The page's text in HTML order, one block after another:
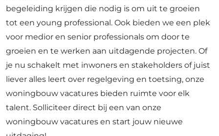
begeleiding krijgen die nodig is om uit te groeien
tot een young professional. Ook bieden we een plek
voor medior en senior professionals om door te
groeien en te werken aan uitdagende projecten. Of
je nu schakelt met inwoners en stakeholders of juist
liever alles leert over regelgeving en toetsing, onze
woningbouw vacatures bieden ruimte voor elk
talent. Solliciteer direct bij een van onze
woningbouw vacatures en start jouw nieuwe